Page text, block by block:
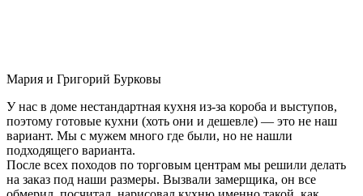
Мария и Григорий Бурковы
У нас в доме нестандартная кухня из-за короба и выступов,
поэтому готовые кухни (хоть они и дешевле) — это не наш
вариант. Мы с мужем много где были, но не нашли
подходящего варианта.
После всех походов по торговым центрам мы решили делать
на заказ под наши размеры. Вызвали замерщика, он все